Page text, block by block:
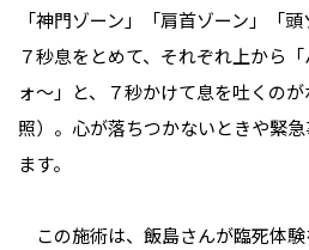
「神門ゾーン」「肩首ゾーン」「
７秒息をとめて、それぞれ上から
ォ〜」と、７秒かけて息を吐くの
照）。心が落ちつかないときや緊
ます。
この施術は、飯島さんが臨死体